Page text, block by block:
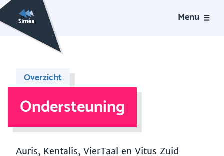
Menu
Overzicht
Ondersteuning
Auris, Kentalis, VierTaal en Vitus Zuid